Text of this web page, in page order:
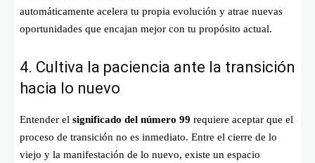
automáticamente acelera tu propia evolución y atrae nuevas
oportunidades que encajan mejor con tu propósito actual.
4. Cultiva la paciencia ante la transición
hacia lo nuevo
Entender el significado del número 99 requiere aceptar que el
proceso de transición no es inmediato. Entre el cierre de lo
viejo y la manifestación de lo nuevo, existe un espacio